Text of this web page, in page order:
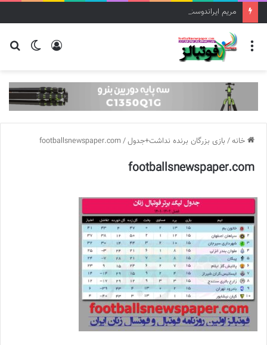
مریم ایراندوست سرمربی تیم فوتبال زنان استقلال شد
تغییر
ورود منو
خانه/ بازی بزرگان برنده نداشت+جدول/
footballsnewspaper.com
footballsnewspaper.com